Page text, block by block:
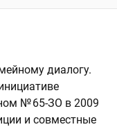
диалогу.
№ 65-ЗО в 2009
и совместные